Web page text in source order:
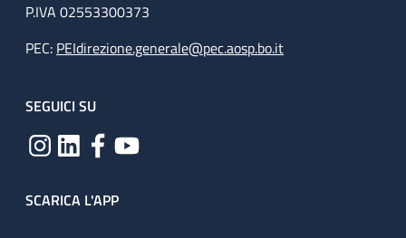
P.IVA 02553300373
PEC: PEIdirezione.generale@pec.aosp.bo.it
SEGUICI SU
SCARICA L'APP